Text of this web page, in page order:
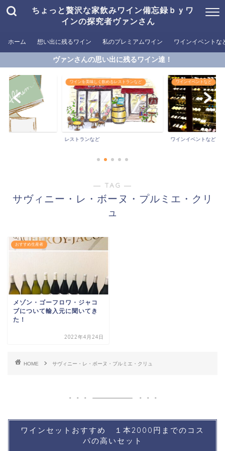
ちょっと贅沢な家飲みワイン備忘録ｂｙワ
インの探究者ヴァンさん
ホーム 想い出に残るワイン 私のプレミアムワイン ワインイベントな
ヴァンさんの思い出に残るワイン達！
ワインを美味しく飲めるレストランなど
レストランなど
ワインイベントなど
ワインイベントなど
― TAG ―
サヴィニー・レ・ボーヌ・プルミエ・クリ
ュ
おすすめ生産者
メゾン・ゴーフロワ・ジャコ
ブについて輸入元に聞いてき
た！
2022年4月24日
HOME サヴィニー・レ・ボーヌ・プルミエ・クリュ
ワインセットおすすめ １本2000円までのコス
パの高いセット